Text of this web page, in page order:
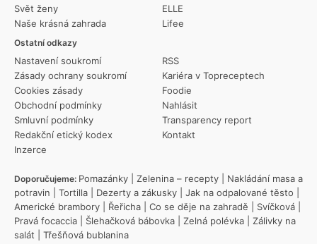
Svět ženy
Naše krásná zahrada
Ostatní odkazy
Nastavení soukromí
Zásady ochrany soukromí
Cookies zásady
Obchodní podmínky
Smluvní podmínky
Redakční etický kodex
Inzerce
RSS
Kariéra v Topreceptech
Foodie
Nahlásit
Transparency report
Kontakt
ELLE
Lifee
Doporučujeme: Pomazánky Zelenina – recepty
Nakládání masa a
potravin
Tortilla Dezerty a zákusky Jak na odpalované těsto
Americké brambory
Řeřicha Co se děje na zahradě Svíčková
Pravá focaccia
Šlehačková bábovka Zelná polévka
Zálivky na
salát
Třešňová bublanina